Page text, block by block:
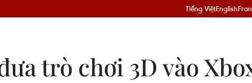
Tiếng ViệtEnglish
trò chơi 3D vào